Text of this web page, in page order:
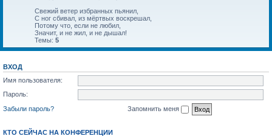
Свежий ветер избранных пьянил,
С ног сбивал, из мёртвых воскрешал,
Потому что, если не любил,
Значит, и не жил, и не дышал!
Темы: 5
ВХОД
Имя пользователя:
Пароль:
Забыли пароль?
Запомнить меня
КТО СЕЙЧАС НА КОНФЕРЕНЦИИ